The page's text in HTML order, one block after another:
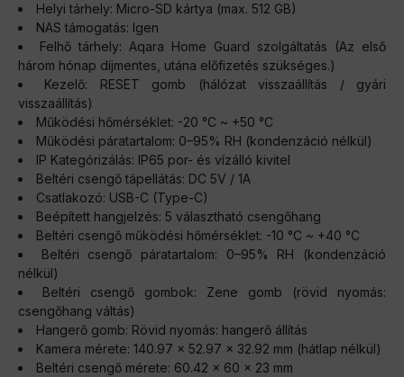
Helyi tárhely: Micro-SD kártya (max. 512 GB)
NAS támogatás: Igen
Felhő tárhely: Aqara Home Guard szolgáltatás (Az első
három hónap díjmentes, utána előfizetés szükséges.)
Kezelő: RESET gomb (hálózat visszaállítás / gyári
visszaállítás)
Működési hőmérséklet: -20 °C ~ +50 °C
Működési páratartalom: 0–95% RH (kondenzáció nélkül)
IP Kategórizálás: IP65 por- és vízálló kivitel
Beltéri csengő tápellátás: DC 5V / 1A
Csatlakozó: USB-C (Type-C)
Beépített hangjelzés: 5 választható csengőhang
Beltéri csengő működési hőmérséklet: -10 °C ~ +40 °C
Beltéri csengő páratartalom: 0–95% RH (kondenzáció
nélkül)
Beltéri csengő gombok: Zene gomb (rövid nyomás:
csengőhang váltás)
Hangerő gomb: Rövid nyomás: hangerő állítás
Kamera mérete: 140.97 × 52.97 × 32.92 mm (hátlap nélkül)
Beltéri csengő mérete: 60.42 × 60 × 23 mm